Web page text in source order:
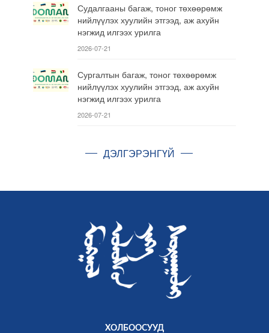
Судалгааны багаж, тоног төхөөрөмж
нийлүүлэх хуулийн этгээд, аж ахуйн
нэгжид илгээх урилга
2026-07-21
Сургалтын багаж, тоног төхөөрөмж
нийлүүлэх хуулийн этгээд, аж ахуйн
нэгжид илгээх урилга
2026-07-21
ДЭЛГЭРЭНГҮЙ
ХОЛБООСУУД